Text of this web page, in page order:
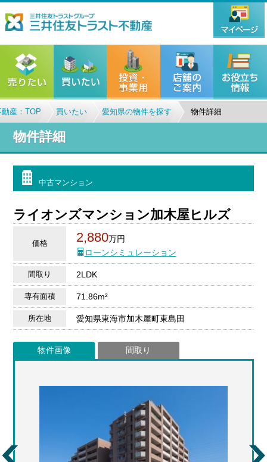
産：TOP 買いたい 愛知県の物件を探す 物件詳細
物件詳細
中古マンション
ライオンズマンション加木屋ヒルズ
価格 2,880万円
ローンシミュレーション
間取り 2LDK
専有面積 71.86m²
所在地 愛知県東海市加木屋町東島田
物件画像 間取り